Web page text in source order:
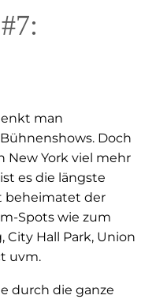
man
Doch
New York viel mehr
es die längste
beheimatet der
Spots wie zum
City Hall Park, Union
uvm.
durch die ganze